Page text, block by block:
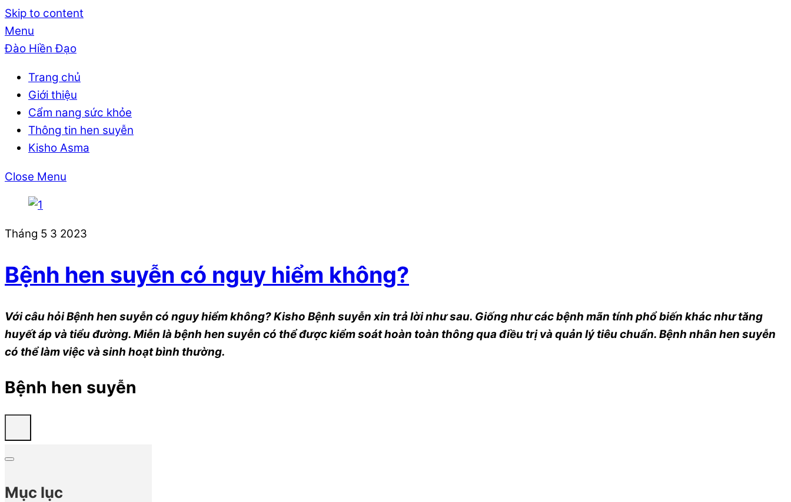
Skip to content
Menu
Đào Hiền Đạo
Trang chủ
Giới thiệu
Cẩm nang sức khỏe
Thông tin hen suyễn
Kisho Asma
Close Menu
Tháng 5 3 2023
Bệnh hen suyễn có nguy hiểm không?
Với câu hỏi Bệnh hen suyễn có nguy hiểm không? Kisho Bệnh suyễn xin trả lời như sau. Giống như các bệnh mãn tính phổ biến khác như tăng
huyết áp và tiểu đường. Miễn là bệnh hen suyễn có thể được kiểm soát hoàn toàn thông qua điều trị và quản lý tiêu chuẩn. Bệnh nhân hen suyễn
có thể làm việc và sinh hoạt bình thường.
Bệnh hen suyễn
Mục lục